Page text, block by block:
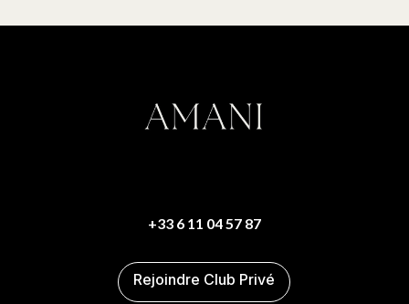
+33 6 11 04 57 87
Rejoindre Club Privé